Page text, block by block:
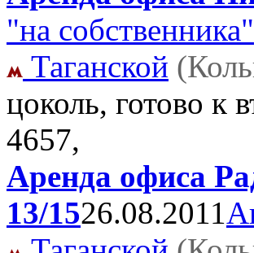
"на собственника"
Таганской
цоколь, готово к
4657,
Аренда офиса
13/1526.08.2011